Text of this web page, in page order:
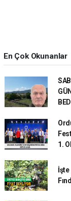
En Çok Okunanlar
1.
İşte